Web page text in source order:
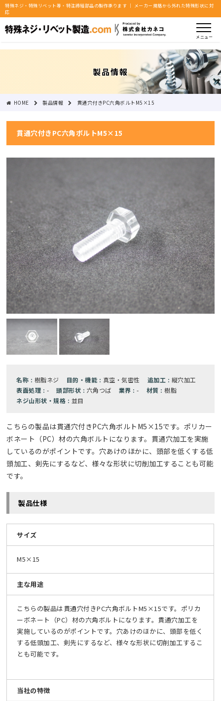
特殊ネジ・特殊リベット等・特注締結部品の製作承ります ｜ メーカー規格から外れた特殊形状に対
応
メニュー
製品情報
HOME 製品情報 貫通穴付きPC六角ボルトM5×15
貫通穴付きPC六角ボルトM5×15
名称 : 樹脂ネジ 目的・機能 : 真空・気密性 追加工 : 縦穴加工
表面処理 : - 頭部形状 : 六角つば 業界 :- 材質 :樹脂
ネジ山形状・規格 : 並目
こちらの製品は貫通穴付きPC六角ボルトM5×15です。ポリカー
ボネート（PC）材の六角ボルトになります。貫通穴加工を実施
しているのがポイントです。穴あけのほかに、頭部を低くする低
頭加工、剣先にするなど、様々な形状に切削加工することも可能
です。
製品仕様
サイズ
M5×15
主な用途
こちらの製品は貫通穴付きPC六角ボルトM5×15です。ポリカ
ーボネート（PC）材の六角ボルトになります。貫通穴加工を
実施しているのがポイントです。穴あけのほかに、頭部を低く
する低頭加工、剣先にするなど、様々な形状に切削加工するこ
とも可能です。
当社の特徴